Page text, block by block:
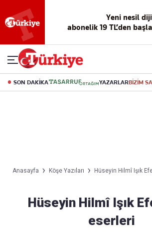
Yeni nesil
abonelik 19 TL’den
SON DAKİKA YAZARLARBİZİM
Anasayfa Köşe Yazıları Hüseyin Hilmî Işık
Hüseyin Hilmî Işık
eserleri